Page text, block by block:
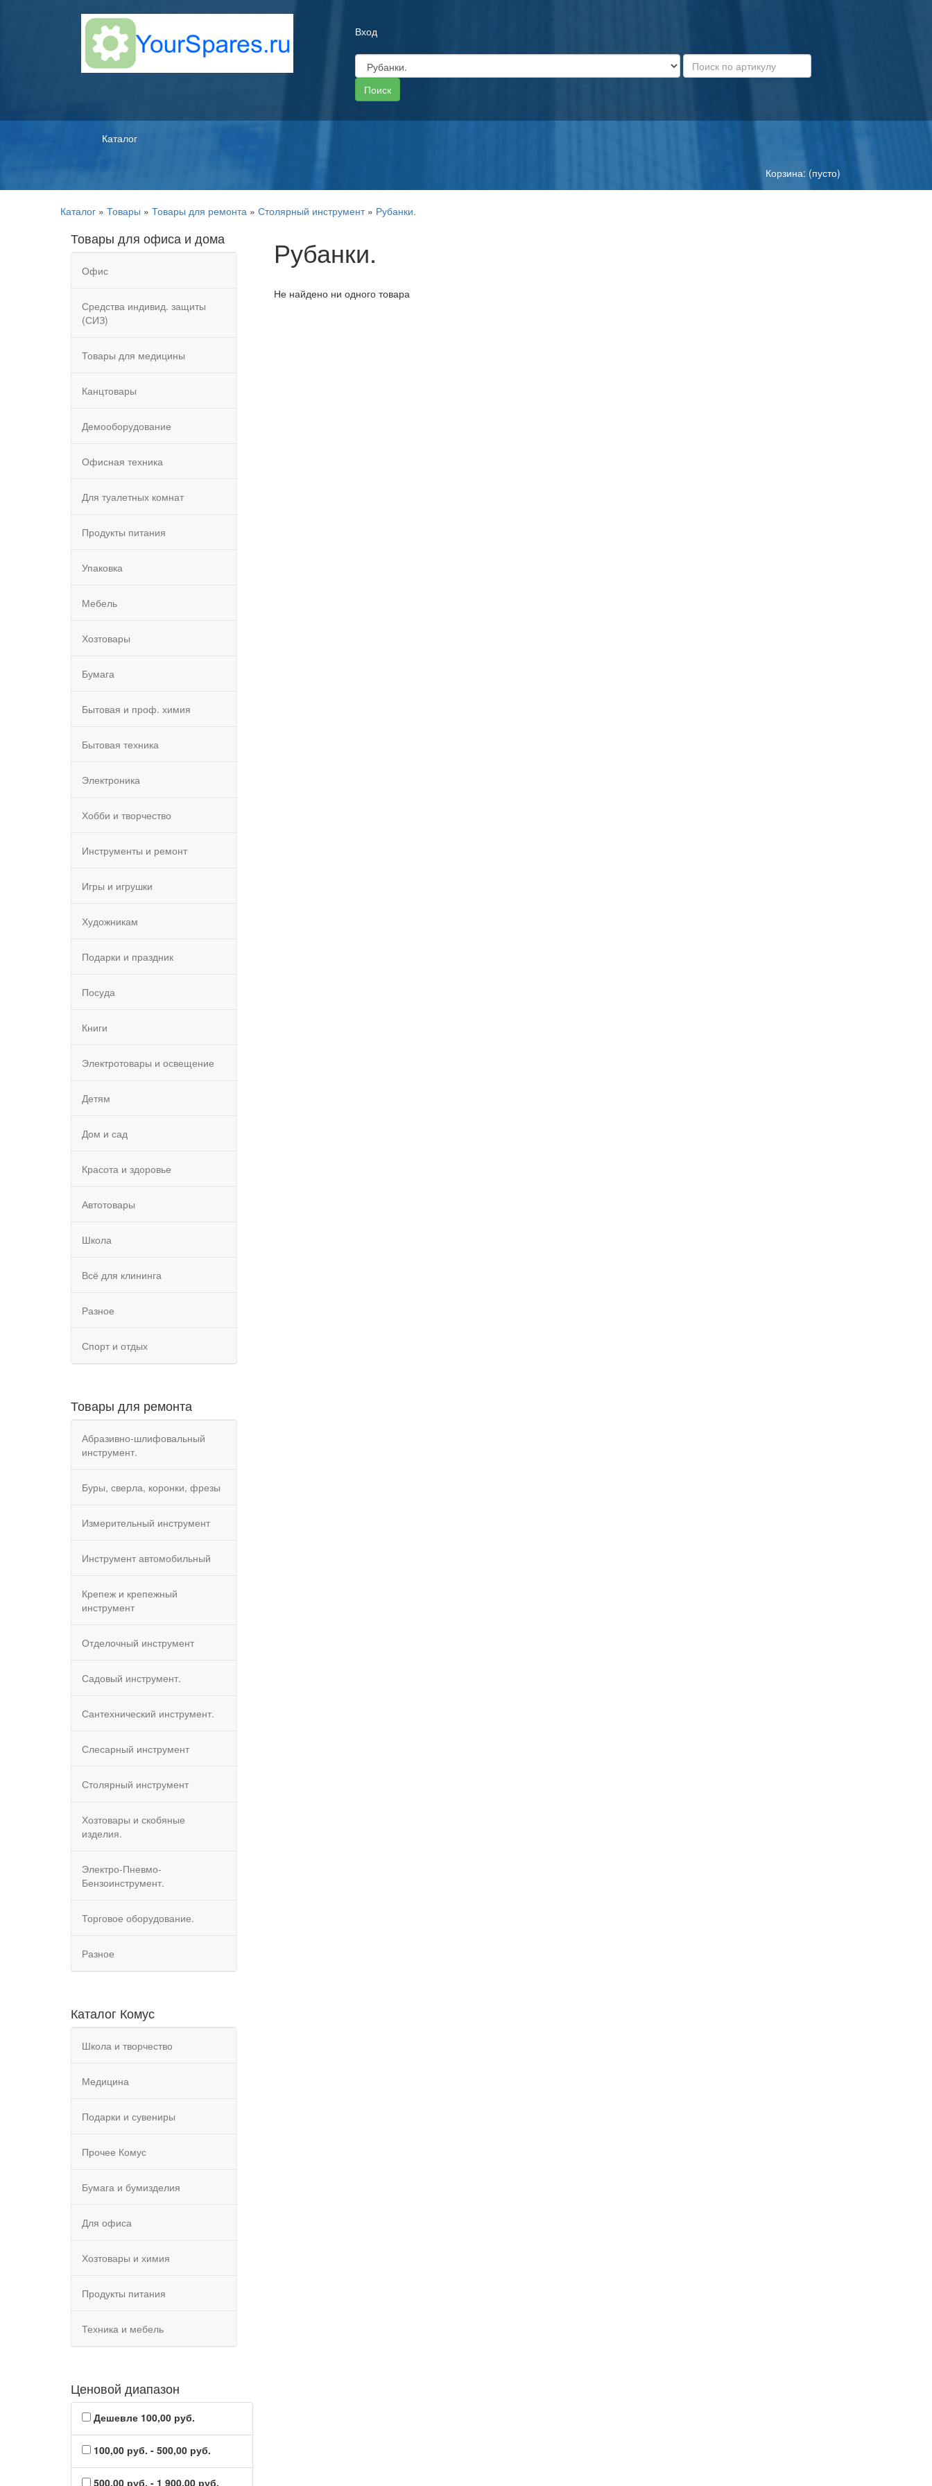
Вход
Каталог
Корзина: (пусто)
Каталог » Товары » Товары для ремонта » Столярный инструмент» Рубанки.
Товары для офиса и дома
Офис
Средства индивид. защиты
(СИЗ)
Товары для медицины
Канцтовары
Демооборудование
Офисная техника
Для туалетных комнат
Продукты питания
Упаковка
Мебель
Хозтовары
Бумага
Бытовая и проф. химия
Бытовая техника
Электроника
Хобби и творчество
Инструменты и ремонт
Игры и игрушки
Художникам
Подарки и праздник
Посуда
Книги
Электротовары и освещение
Детям
Дом и сад
Красота и здоровье
Автотовары
Школа
Всё для клининга
Разное
Спорт и отдых
Товары для ремонта
Абразивно-шлифовальный
инструмент.
Буры, сверла, коронки, фрезы
Измерительный инструмент
Инструмент автомобильный
Крепеж и крепежный
инструмент
Отделочный инструмент
Садовый инструмент.
Сантехнический инструмент.
Слесарный инструмент
Столярный инструмент
Хозтовары и скобяные
изделия.
Электро-Пневмо-
Бензоинструмент.
Торговое оборудование.
Разное
Каталог Комус
Школа и творчество
Медицина
Подарки и сувениры
Прочее Комус
Бумага и бумизделия
Для офиса
Хозтовары и химия
Продукты питания
Техника и мебель
Ценовой диапазон
Дешевле 100,00 руб.
100,00 руб. - 500,00 руб.
500,00 руб. - 1 900,00 руб.
Рубанки.
Не найдено ни одного товара